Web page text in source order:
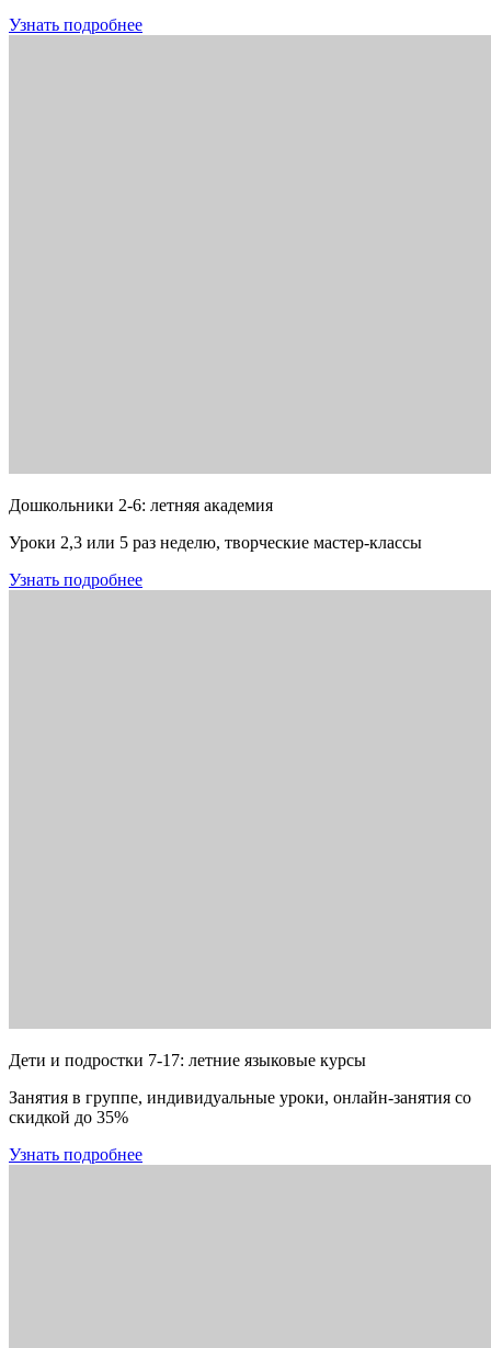
Узнать подробнее
Дошкольники 2-6: летняя академия
Уроки 2,3 или 5 раз неделю, творческие мастер-классы
Узнать подробнее
Дети и подростки 7-17: летние языковые курсы
Занятия в группе, индивидуальные уроки, онлайн-занятия со
скидкой до 35%
Узнать подробнее